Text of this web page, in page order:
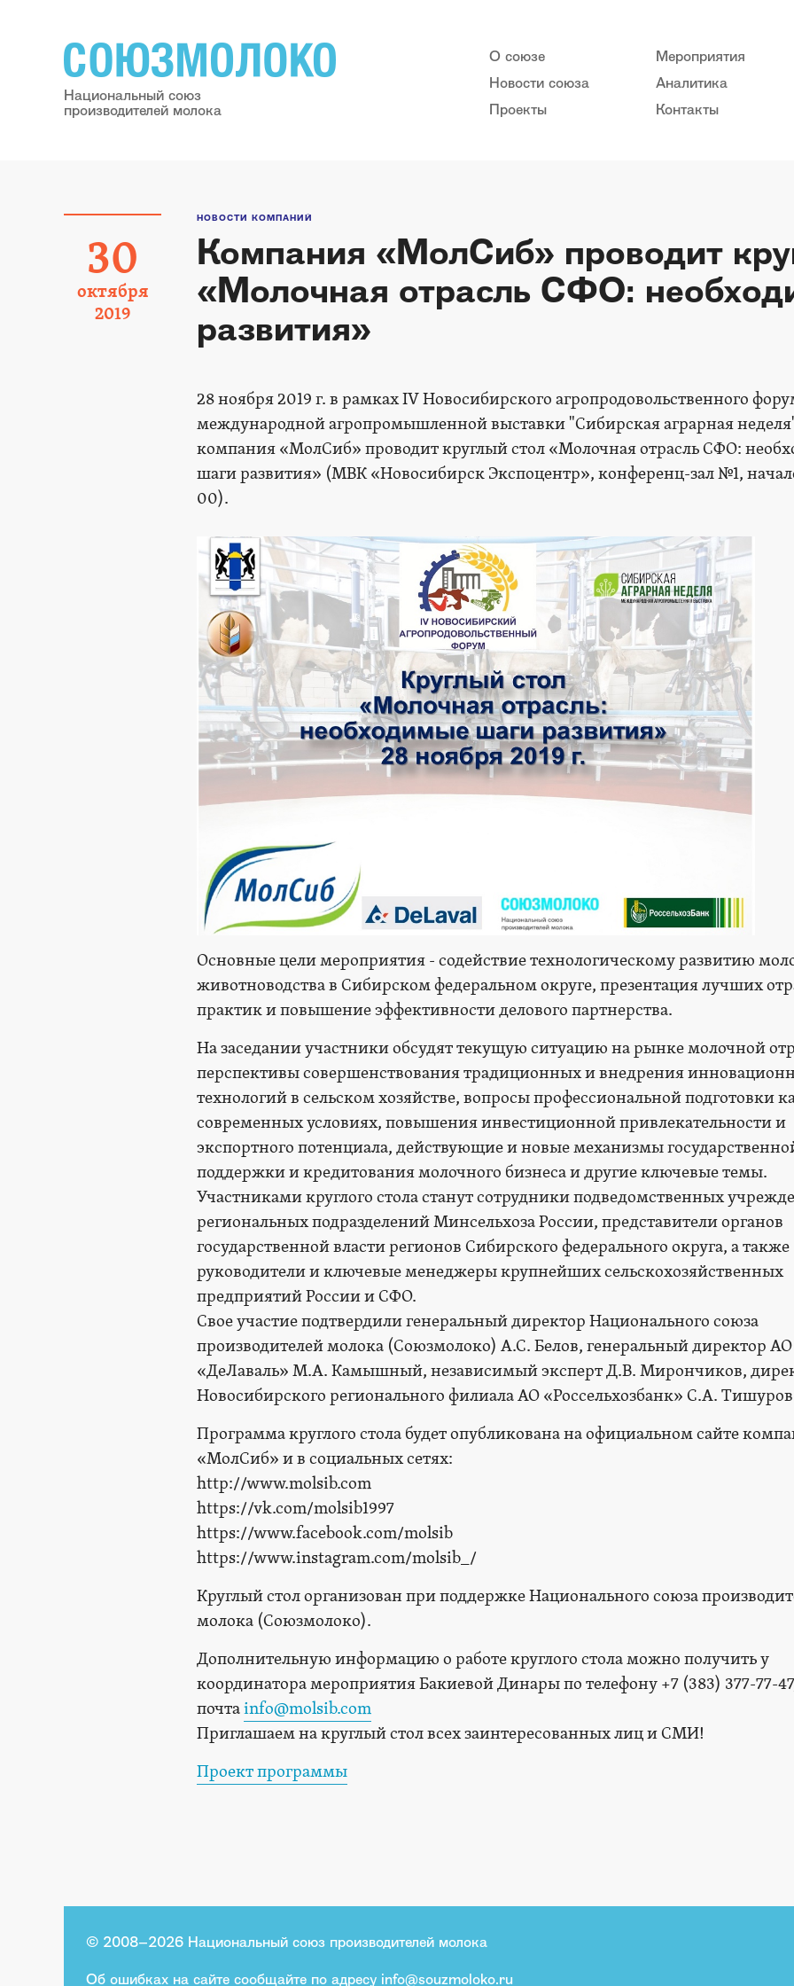
Национальный союз
производителей молока
О союзе
Новости союза
Проекты
Мероприятия
Аналитика
Контакты
30
октября
2019
НОВОСТИ КОМПАНИЙ
Компания «МолСиб» проводит
«Молочная отрасль СФО:
развития»
28 ноября 2019 г. в рамках IV Новосибирского агропродовольственного
международной агропромышленной выставки "Сибирская аграрная
компания «МолСиб» проводит круглый стол «Молочная отрасль СФО:
шаги развития» (МВК «Новосибирск Экспоцентр», конференц-зал №1,
00).
Основные цели мероприятия - содействие технологическому развитию
животноводства в Сибирском федеральном округе, презентация лучших
практик и повышение эффективности делового партнерства.
На заседании участники обсудят текущую ситуацию на рынке молочной
перспективы совершенствования традиционных и внедрения
технологий в сельском хозяйстве, вопросы профессиональной подготовки
современных условиях, повышения инвестиционной привлекательности и
экспортного потенциала, действующие и новые механизмы
поддержки и кредитования молочного бизнеса и другие ключевые темы.
Участниками круглого стола станут сотрудники подведомственных
региональных подразделений Минсельхоза России, представители органов
государственной власти регионов Сибирского федерального округа, а также
руководители и ключевые менеджеры крупнейших сельскохозяйственных
предприятий России и СФО.
Свое участие подтвердили генеральный директор Национального союза
производителей молока (Союзмолоко) А.С. Белов, генеральный директор АО
«ДеЛаваль» М.А. Камышный, независимый эксперт Д.В. Мирончиков,
Новосибирского регионального филиала АО «Россельхозбанк» С.А.
Программа круглого стола будет опубликована на официальном сайте
«МолСиб» и в социальных сетях:
http://www.molsib.com
https://vk.com/molsib1997
https://www.facebook.com/molsib
https://www.instagram.com/molsib_/
Круглый стол организован при поддержке Национального союза
молока (Союзмолоко).
Дополнительную информацию о работе круглого стола можно получить у
координатора мероприятия Бакиевой Динары по телефону +7 (383) 377-77-
почтаinfo@molsib.com
Приглашаем на круглый стол всех заинтересованных лиц и СМИ!
Проект программы
© 2008–2026 Национальный союз производителей молока
Об ошибках на сайте сообщайте по адресу info@souzmoloko.ru